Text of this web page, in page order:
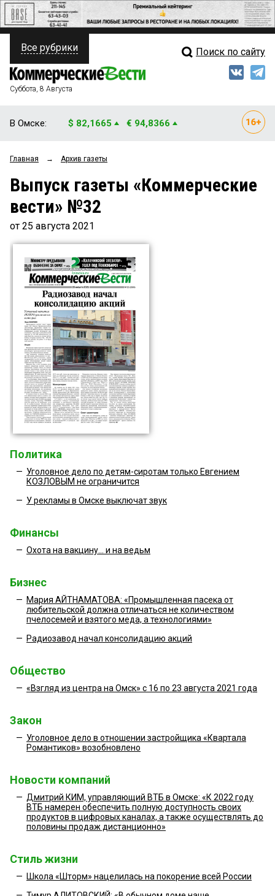
ПОЛИТИКА
ФИНАНСЫ
ОБЩЕСТВО
ЗАКОН
ПРОИСШЕСТВИЯ
СТИЛЬ ЖИЗНИ
Свежий выпуск
Рейтинги
Все рубрики Поиск по сайту
Суббота, 8 Августа
В Омске: $ 82,1665 € 94,8366
Главная → Архив газеты
Выпуск газеты «Коммерческие
вести» №32
от 25 августа 2021
Политика
— Уголовное дело по детям-сиротам только Евгением
КОЗЛОВЫМ не ограничится
— У рекламы в Омске выключат звук
Финансы
— Охота на вакцину... и на ведьм
Бизнес
— Мария АЙТНАМАТОВА: «Промышленная пасека от
любительской должна отличаться не количеством
пчелосемей и взятого меда, а технологиями»
— Радиозавод начал консолидацию акций
Общество
— «Взгляд из центра на Омск» с 16 по 23 августа 2021 года
Закон
— Уголовное дело в отношении застройщика «Квартала
Романтиков» возобновлено
Новости компаний
— Дмитрий КИМ, управляющий ВТБ в Омске: «К 2022 году
ВТБ намерен обеспечить полную доступность своих
продуктов в цифровых каналах, а также осуществлять до
половины продаж дистанционно»
Стиль жизни
— Школа «Шторм» нацелилась на покорение всей России